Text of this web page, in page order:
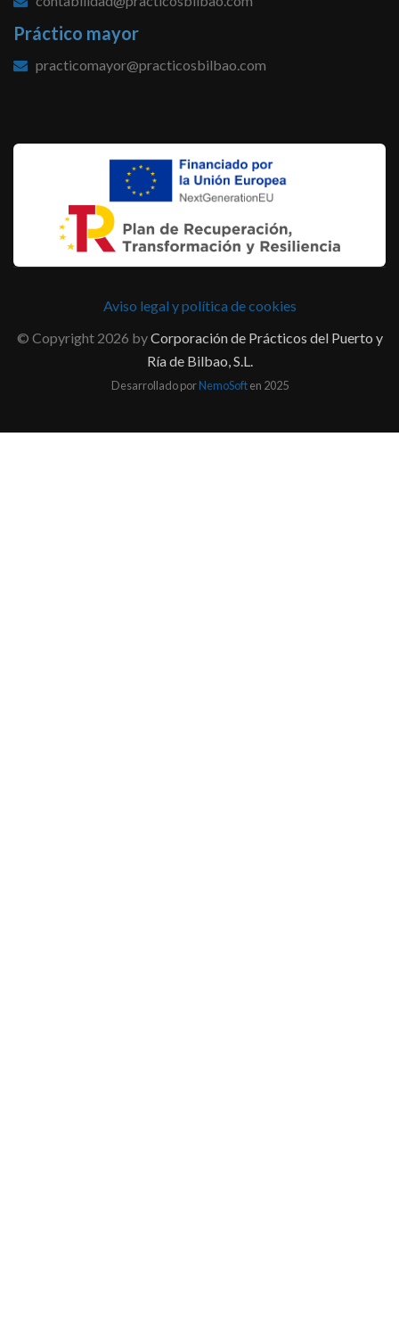
Práctico mayor
practicomayor@practicosbilbao.com
Aviso legal y política de cookies
© Copyright 2026 byCorporación de Prácticos del Puerto y
Ría de Bilbao, S.L.
Desarrollado porNemoSoften 2025